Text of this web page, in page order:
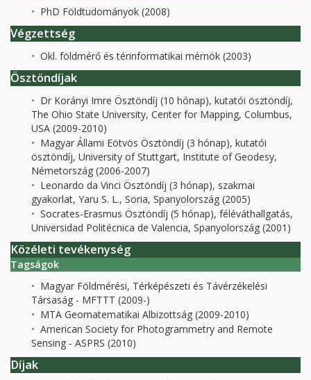
PhD Földtudományok (2008)
Végzettség
Okl. földmérő és térinformatikai mérnök (2003)
Ösztöndíjak
Dr Korányi Imre Ösztöndíj (10 hónap), kutatói ösztöndíj,
The Ohio State University, Center for Mapping, Columbus,
USA (2009-2010)
Magyar Állami Eötvös Ösztöndíj (3 hónap), kutatói
ösztöndíj, University of Stuttgart, Institute of Geodesy,
Németország (2006-2007)
Leonardo da Vinci Ösztöndíj (3 hónap), szakmai
gyakorlat, Yaru S. L., Soria, Spanyolország (2005)
Socrates-Erasmus Ösztöndíj (5 hónap), féléváthallgatás,
Universidad Politécnica de Valencia, Spanyolország (2001)
Közéleti tevékenység
Tagságok
Magyar Földmérési, Térképészeti és Távérzékelési
Társaság - MFTTT (2009-)
MTA Geomatematikai Albizottság (2009-2010)
American Society for Photogrammetry and Remote
Sensing - ASPRS (2010)
Díjak